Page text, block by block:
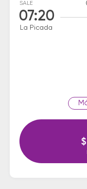
SALE
07:20
La Picada
$